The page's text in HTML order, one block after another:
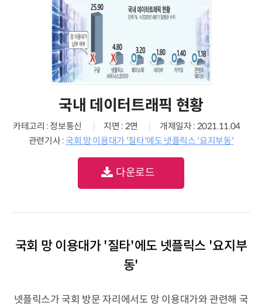
국내 데이터트래픽 현황
카테고리 : 정보통신 지면 : 2면
개제일자 : 2021.11.04
관련기사 :국회 망 이용대가 '질타'에도 넷플릭스 '요지부동'
다운로드
국회 망 이용대가 '질타'에도 넷플릭스 '요지부
동'
넷플릭스가 국회 방문 자리에서도 망 이용대가와 관련해 국